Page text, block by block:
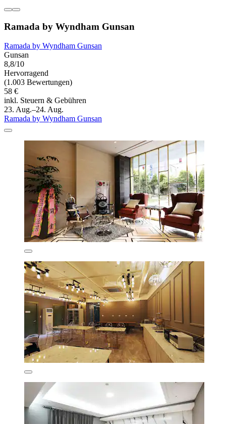
Ramada by Wyndham Gunsan
Ramada by Wyndham Gunsan
Gunsan
8,8/10
Hervorragend
(1.003 Bewertungen)
58 €
inkl. Steuern & Gebühren
23. Aug.–24. Aug.
Ramada by Wyndham Gunsan